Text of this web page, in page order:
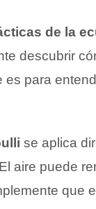
de la
descubrir
es para
se aplica
aire puede
que